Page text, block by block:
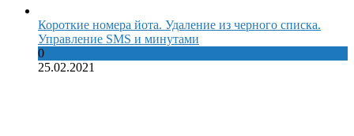
Короткие номера йота. Удаление из черного списка.
Управление SMS и минутами
0
25.02.2021